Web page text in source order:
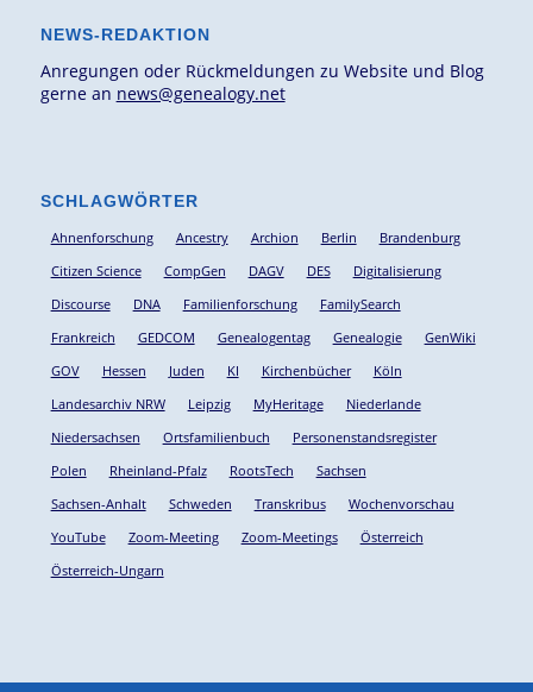
NEWS-REDAKTION
Anregungen oder Rückmeldungen zu Website und Blog
gerne an news@genealogy.net
SCHLAGWÖRTER
Ahnenforschung Ancestry Archion Berlin
Brandenburg
Citizen Science
CompGen DAGV DES
Digitalisierung
Discourse
DNA Familienforschung
FamilySearch
Frankreich
GEDCOM Genealogentag Genealogie
GenWiki
GOV
Hessen Juden KI Kirchenbücher
Köln
Landesarchiv NRW
Leipzig MyHeritage
Niederlande
Niedersachsen
Ortsfamilienbuch
Personenstandsregister
Polen
Rheinland-Pfalz RootsTech
Sachsen
Sachsen-Anhalt
Schweden Transkribus
Wochenvorschau
YouTube
Zoom-Meeting Zoom-Meetings
Österreich
Österreich-Ungarn